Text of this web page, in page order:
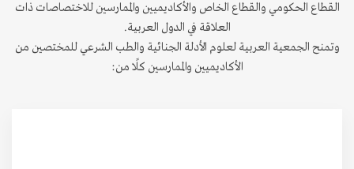
القطاع الحكومي والقطاع الخاص والأكاديميين والممارسين للاختصاصات ذات
العلاقة في الدول العربية.
وتمنح الجمعية العربية لعلوم الأدلة الجنائية والطب الشرعي للمختصين من
الأكاديميين والممارسين كلًا من: